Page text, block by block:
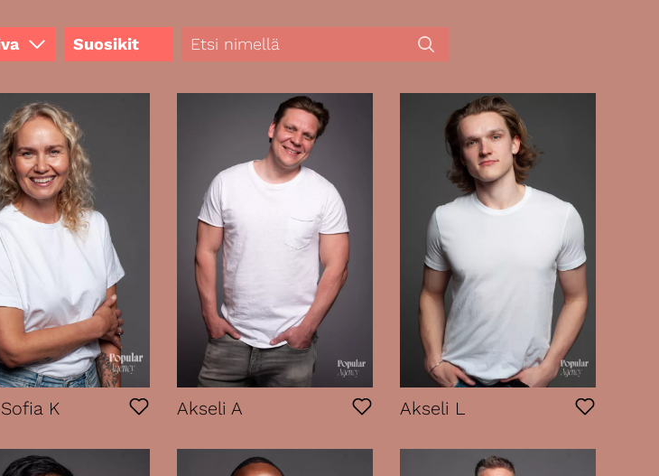
Suosikit
K Akseli A Akseli L